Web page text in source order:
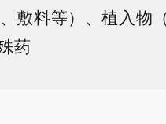
敷料等）、植入物
药